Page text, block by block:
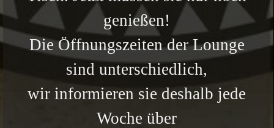
genießen!
Die Öffnungszeiten der Lounge
sind unterschiedlich,
wir informieren sie deshalb jede
Woche über